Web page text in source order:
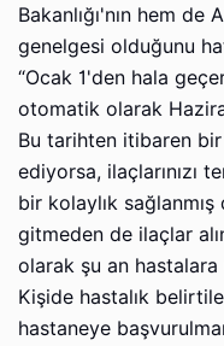
Bakanlığı'nın hem de
genelgesi olduğunu
“Ocak 1'den hala
otomatik olarak
Bu tarihten itibaren
ediyorsa, ilaçlarınızı
bir kolaylık
gitmeden de ilaçlar
olarak şu an
Kişide hastalık
hastaneye